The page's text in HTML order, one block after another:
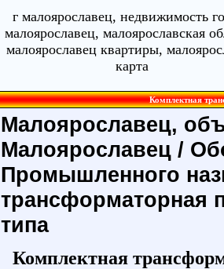
г малоярославец, недвижимость
малоярославец, малоярославская
малоярославец квартиры,
карта
Комплектная
Малоярославец,
Малоярославец /
Промышленного
трансформаторная
типа
Комплектная